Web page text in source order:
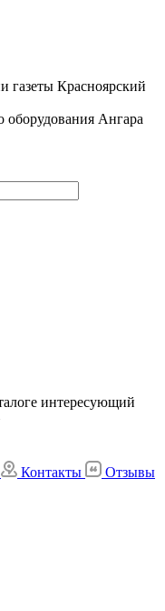
газеты Красноярский
оборудования Ангара
интересующий
Контакты
Отзывы